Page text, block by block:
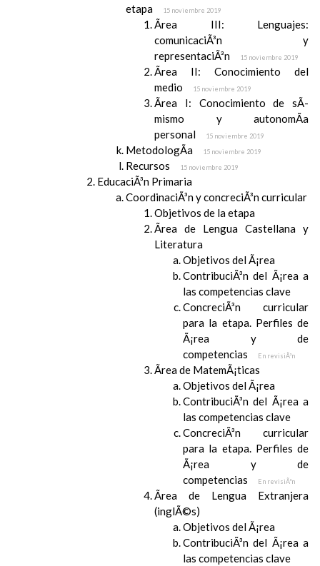
etapa
15 noviembre 2019
Ãrea III: Lenguajes:
comunicaciÃ³n y
representaciÃ³n
15 noviembre 2019
Ãrea II: Conocimiento del
medio
15 noviembre 2019
Ãrea I: Conocimiento de sÃ­
mismo y autonomÃ­a
personal
15 noviembre 2019
MetodologÃ­a 15 noviembre 2019
Recursos 15 noviembre 2019
EducaciÃ³n Primaria
CoordinaciÃ³n y concreciÃ³n curricular
Objetivos de la etapa
Ãrea de Lengua Castellana y
Literatura
Objetivos del Ã¡rea
ContribuciÃ³n del Ã¡rea a
las competencias clave
ConcreciÃ³n curricular
para la etapa. Perfiles de
Ã¡rea y de
competencias
En revisiÃ³n
Ãrea de MatemÃ¡ticas
Objetivos del Ã¡rea
ContribuciÃ³n del Ã¡rea a
las competencias clave
ConcreciÃ³n curricular
para la etapa. Perfiles de
Ã¡rea y de
competencias
En revisiÃ³n
Ãrea de Lengua Extranjera
(inglÃ©s)
Objetivos del Ã¡rea
ContribuciÃ³n del Ã¡rea a
las competencias clave